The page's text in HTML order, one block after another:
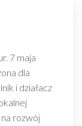
7 maja
dla
i działacz
na rozwój